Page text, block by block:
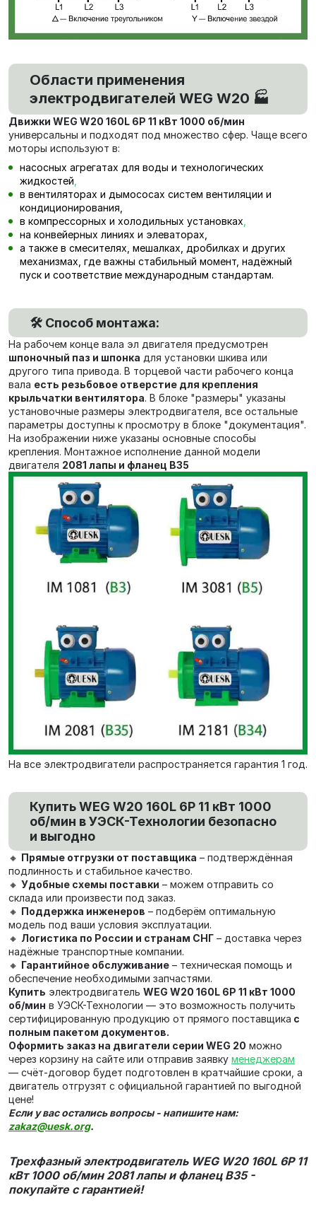
Области применения
электродвигателей WEG W20 🏭
Движки WEG W20 160L 6P 11 кВт 1000 об/мин
универсальны и подходят под множество сфер. Чаще всего
моторы используют в:
насосных агрегатах для воды и технологических
жидкостей
в вентиляторах и дымососах систем вентиляции и
кондиционирования,
в компрессорных и холодильных установках
на конвейерных линиях и элеваторах,
а также в смесителях, мешалках, дробилках и других
механизмах, где важны стабильный момент, надёжный
пуск и соответствие международным стандартам.
🛠️ Способ монтажа:
На рабочем конце вала эл двигателя предусмотрен
шпоночный паз и шпонка для установки шкива или
другого типа привода. В торцевой части рабочего конца
вала есть резьбовое отверстие для крепления
крыльчатки вентилятора. В блоке "размеры" указаны
установочные размеры электродвигателя, все остальные
параметры доступны к просмотру в блоке "документация".
На изображении ниже указаны основные способы
крепления. Монтажное исполнение данной модели
двигателя 2081 лапы и фланец В35
На все электродвигатели распространяется гарантия 1 год.
Купить WEG W20 160L 6P 11 кВт 1000
об/мин в УЭСК-Технологии безопасно
и выгодно
🔸 Прямые отгрузки от поставщика – подтверждённая
подлинность и стабильное качество.
🔸 Удобные схемы поставки – можем отправить со
склада или произвести под заказ.
🔸 Поддержка инженеров – подберём оптимальную
модель под ваши условия эксплуатации.
🔸 Логистика по России и странам СНГ – доставка через
надёжные транспортные компании.
🔸 Гарантийное обслуживание – техническая помощь и
обеспечение необходимыми запчастями.
Купить электродвигатель WEG W20 160L 6P 11 кВт 1000
об/мин в УЭСК-Технологии — это возможность получить
сертифицированную продукцию от прямого поставщика с
полным пакетом документов.
Оформить заказ на двигатели серии WEG 20 можно
через корзину на сайте или отправив заявку менеджерам
— счёт‑договор будет подготовлен в кратчайшие сроки, а
двигатель отгрузят с официальной гарантией по выгодной
цене!
Если у вас остались вопросы - напишите нам:
zakaz@uesk.org.
Трехфазный электродвигатель WEG W20 160L 6P 11
кВт 1000 об/мин 2081 лапы и фланец В35 -
покупайте с гарантией!